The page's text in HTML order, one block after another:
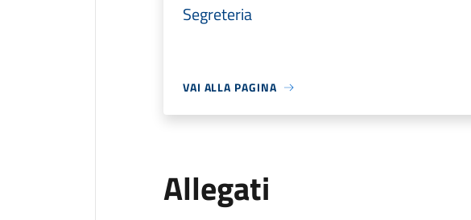
Segreteria
VAI ALLA PAGINA
Allegati